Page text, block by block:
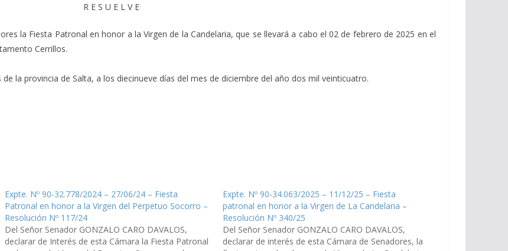
R E S U E L V E
la Fiesta Patronal en honor a la Virgen de la Candelaria, que se llevará a cabo el 02 de febrero de 2025 en el
Cerrillos.
la provincia de Salta, a los diecinueve días del mes de diciembre del año dos mil veinticuatro.
Expte. Nº 90-32.778/2024 – 27/06/24 – Fiesta
Patronal en honor a la Virgen del Perpetuo Socorro –
Resolución Nº 117/24
Del Señor Senador GONZALO CARO DAVALOS,
declarar de Interés de esta Cámara la Fiesta Patronal
Expte. Nº 90-34.063/2025 – 11/12/25 – Fiesta
patronal en honor a la Virgen de La Candelaria –
Resolución Nº 340/25
Del Señor Senador GONZALO CARO DAVALOS,
declarar de interés de esta Cámara de Senadores, la